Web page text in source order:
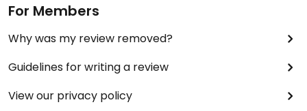
For Members
Why was my review removed?
Guidelines for writing a review
View our privacy policy